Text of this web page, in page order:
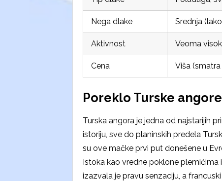
Nega dlake Srednja
Aktivnost Veoma
Cena Viša
Poreklo Turske angore
Turska angora je jedna od najstarijih
istoriju, sve do planinskih predela
su ove mačke prvi put donešene u
Istoka kao vredne poklone plemićima
izazvala je pravu senzaciju, a